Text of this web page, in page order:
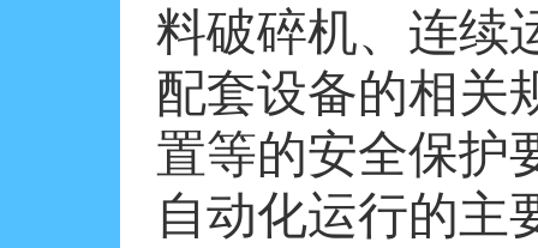
料破碎机、连续
配套设备的相关
置等的安全保护
自动化运行的主